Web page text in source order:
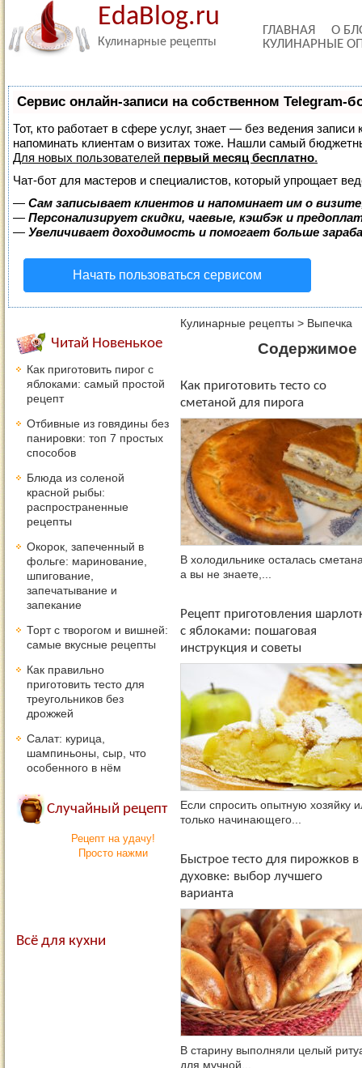
EdaBlog.ru
Кулинарные рецепты
ГЛАВНАЯ
О
КУЛИНАРНЫЕ
Сервис онлайн-записи на собственном Telegram-
Тот, кто работает в сфере услуг, знает — без ведения
напоминать клиентам о визитах тоже. Нашли самый
Для новых пользователей первый месяц бесплатно.
Чат-бот для мастеров и специалистов, который упрощает
— Сам записывает клиентов и напоминает им о
— Персонализирует скидки, чаевые, кэшбэк и
— Увеличивает доходимость и помогает больше
Начать пользоваться сервисом
Кулинарные рецепты > Выпечка
Содержимое
Как приготовить тесто со
сметаной для пирога
В холодильнике осталась
а вы не знаете,...
Рецепт приготовления
с яблоками: пошаговая
инструкция и советы
Если спросить опытную хозяйку
только начинающего...
Быстрое тесто для пирожков в
духовке: выбор лучшего
варианта
В старину выполняли целый
для мучной...
Читай Новенькое
Как приготовить пирог с
яблоками: самый простой
рецепт
Отбивные из говядины без
панировки: топ 7 простых
способов
Блюда из соленой
красной рыбы:
распространенные
рецепты
Окорок, запеченный в
фольге: маринование,
шпигование,
запечатывание и
запекание
Торт с творогом и вишней:
самые вкусные рецепты
Как правильно
приготовить тесто для
треугольников без
дрожжей
Салат: курица,
шампиньоны, сыр, что
особенного в нём
Случайный рецепт
Рецепт на удачу!
Просто нажми
Всё для кухни